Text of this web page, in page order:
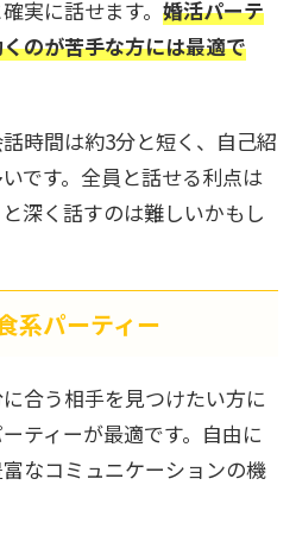
実に話せます。 婚活パーテ
のが苦手な方には最適で
時間は約3分と短く、自己紹
です。全員と話せる利点は
深く話すのは難しいかもし
系パーティー
合う相手を見つけたい方に
ティーが最適です。自由に
なコミュニケーションの機